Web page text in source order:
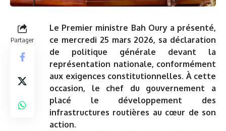
Partager
Le Premier ministre Bah Oury a présenté,
ce mercredi 25 mars 2026, sa déclaration
de politique générale devant la
représentation nationale, conformément
aux exigences constitutionnelles. À cette
occasion, le chef du gouvernement a
placé le développement des
infrastructures routières au cœur de son
action.